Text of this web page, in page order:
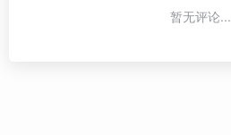
暂无评论...